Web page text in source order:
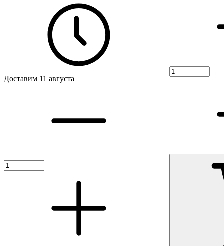
Доставим 11 августа